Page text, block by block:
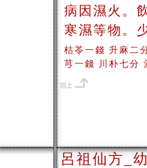
病因濕火。
寒濕等物。
枯苓一錢 升麻二
芎一錢 川朴七分
呂祖仙方_